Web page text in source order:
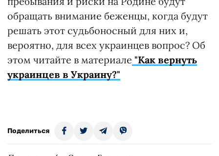
обращать внимание беженцы, когда будут
решать этот судьбоносный для них и,
вероятно, для всех украинцев вопрос? Об
этом читайте в материале "Как вернуть
украинцев в Украину?"
Поделиться